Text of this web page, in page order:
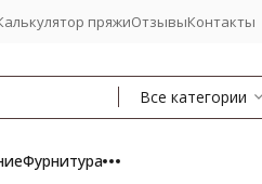
пряжиОтзывыКонтакты
Все категории
Фурнитура